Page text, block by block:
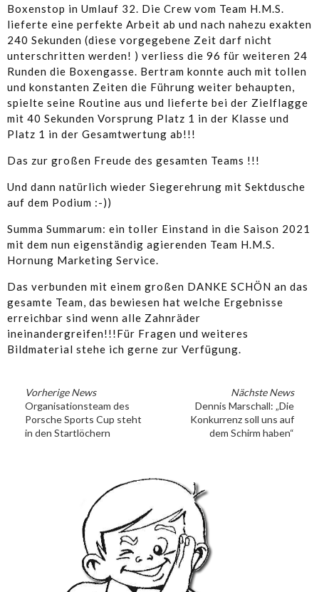
Boxenstop in Umlauf 32. Die Crew vom Team H.M.S.
lieferte eine perfekte Arbeit ab und nach nahezu exakten
240 Sekunden (diese vorgegebene Zeit darf nicht
unterschritten werden! ) verliess die 96 für weiteren 24
Runden die Boxengasse. Bertram konnte auch mit tollen
und konstanten Zeiten die Führung weiter behaupten,
spielte seine Routine aus und lieferte bei der Zielflagge
mit 40 Sekunden Vorsprung Platz 1 in der Klasse und
Platz 1 in der Gesamtwertung ab!!!
Das zur großen Freude des gesamten Teams !!!
Und dann natürlich wieder Siegerehrung mit Sektdusche
auf dem Podium :-))
Summa Summarum: ein toller Einstand in die Saison 2021
mit dem nun eigenständig agierenden Team H.M.S.
Hornung Marketing Service.
Das verbunden mit einem großen DANKE SCHÖN an das
gesamte Team, das bewiesen hat welche Ergebnisse
erreichbar sind wenn alle Zahnräder
ineinandergreifen!!!Für Fragen und weiteres
Bildmaterial stehe ich gerne zur Verfügung.
Vorherige News
Organisationsteam des
Porsche Sports Cup steht
in den Startlöchern
Nächste News
Dennis Marschall: „Die
Konkurrenz soll uns auf
dem Schirm haben“